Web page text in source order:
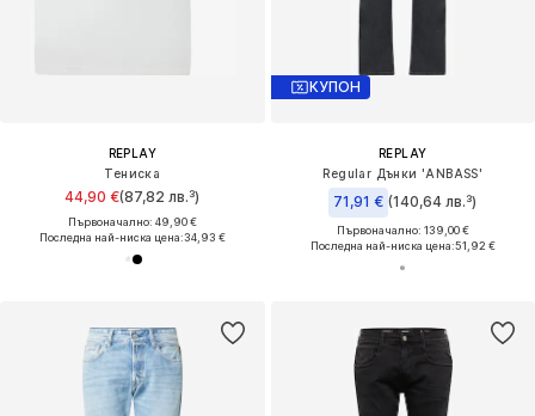
REPLAY
Тениска
44,90 €(87,82 лв.³)
Първоначално: 49,90 €
Последна най-ниска цена:34,93 €
КУПОН
REPLAY
Regular Дънки 'ANBASS'
71,91 € (140,64 лв.³)
Първоначално: 139,00 €
Последна най-ниска цена:51,92 €